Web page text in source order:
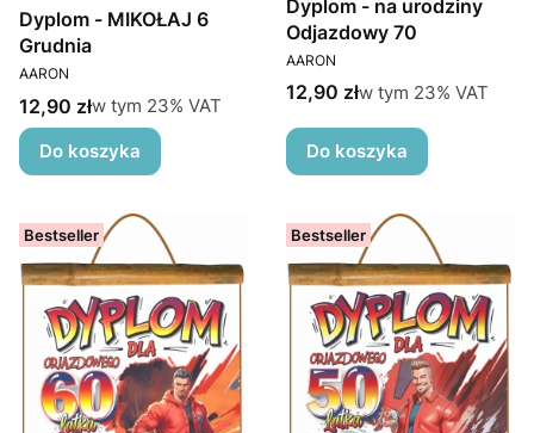
Dyplom - MIKOŁAJ 6
Grudnia
PRODUCENT
AARON
Cena brutto
12,90 złw tym %s VAT
w tym 23% VAT
Do koszyka
Dyplom - na urodziny
Odjazdowy 70
PRODUCENT
AARON
Cena brutto
12,90 złw tym %s VAT
w tym 23% VAT
Do koszyka
Bestseller Bestseller